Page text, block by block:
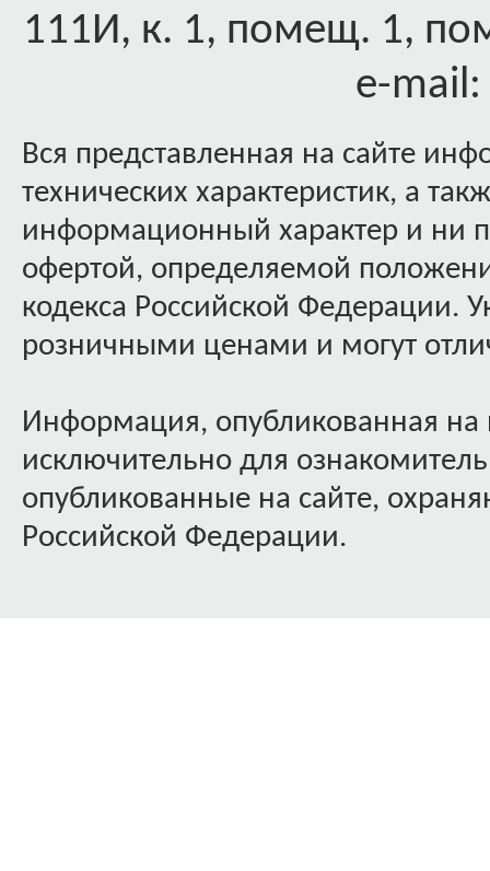
111И, к. 1, помещ. 1,
e-mail:
Вся представленная на сайте
технических характеристик, а
информационный характер и ни
офертой, определяемой
кодекса Российской Федерации.
розничными ценами и могут
Информация, опубликованная на
исключительно для
опубликованные на сайте,
Российской Федерации.